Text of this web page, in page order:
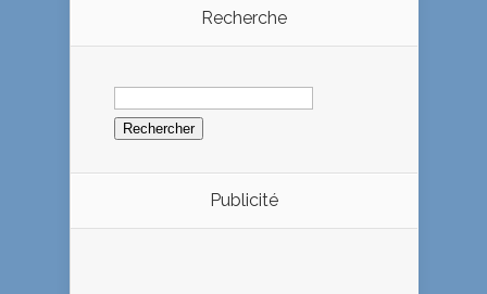
Recherche
Rechercher :
Publicité